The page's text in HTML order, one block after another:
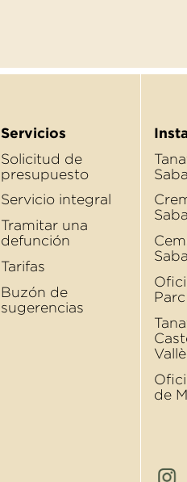
Servicios
Solicitud de
presupuesto
Servicio integral
Tramitar una
defunción
Tarifas
Buzón de
sugerencias
de